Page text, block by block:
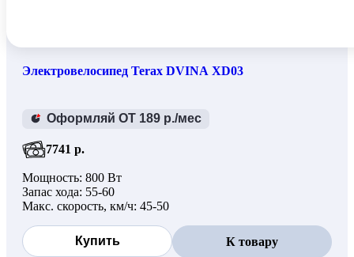
Электровелосипед Terax DVINA XD03
Оформляй ОТ 189 р./мес
7741 р.
Мощность: 800 Вт
Запас хода: 55-60
Макс. скорость, км/ч: 45-50
Купить К товару